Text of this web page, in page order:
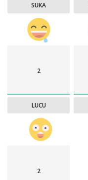
SUKA
2
LUCU
2